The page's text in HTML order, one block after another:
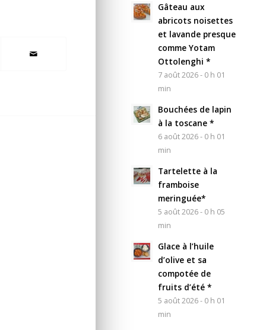
Gâteau aux
abricots noisettes
et lavande presque
comme Yotam
Ottolenghi *
7 août 2026 - 0 h 01
min
Bouchées de lapin
à la toscane *
6 août 2026 - 0 h 01
min
Tartelette à la
framboise
meringuée*
5 août 2026 - 0 h 05
min
Glace à l’huile
d’olive et sa
compotée de
fruits d’été *
5 août 2026 - 0 h 01
min